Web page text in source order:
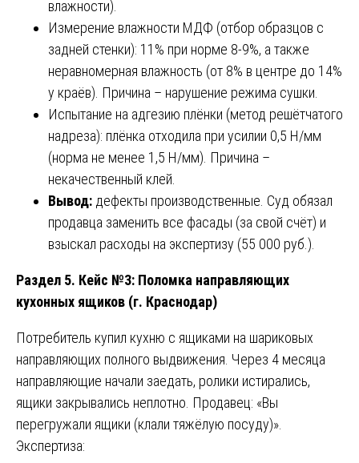
влажности).
Измерение влажности МДФ (отбор образцов с
задней стенки): 11% при норме 8-9%, а также
неравномерная влажность (от 8% в центре до 14%
у краёв). Причина – нарушение режима сушки.
Испытание на адгезию плёнки (метод решётчатого
надреза): плёнка отходила при усилии 0,5 Н/мм
(норма не менее 1,5 Н/мм). Причина –
некачественный клей.
Вывод: дефекты производственные. Суд обязал
продавца заменить все фасады (за свой счёт) и
взыскал расходы на экспертизу (55 000 руб.).
Раздел 5. Кейс №3: Поломка направляющих
кухонных ящиков (г. Краснодар)
Потребитель купил кухню с ящиками на шариковых
направляющих полного выдвижения. Через 4 месяца
направляющие начали заедать, ролики истирались,
ящики закрывались неплотно. Продавец: «Вы
перегружали ящики (клали тяжёлую посуду)».
Экспертиза: